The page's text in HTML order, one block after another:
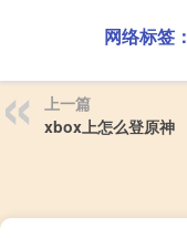
网络标签：
上一篇
xbox上怎么登原神